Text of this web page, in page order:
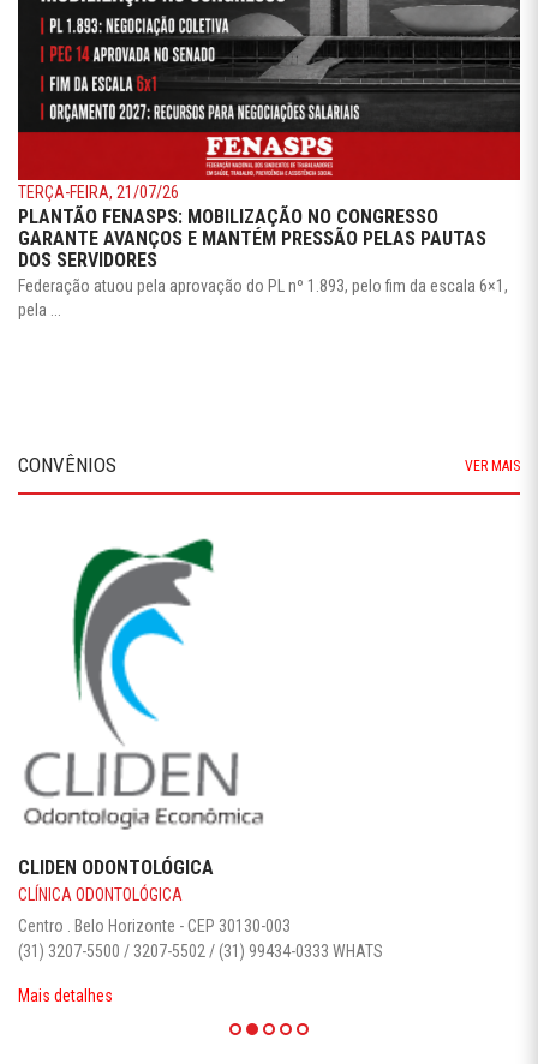
TERÇA-FEIRA, 21/07/26
PLANTÃO FENASPS: MOBILIZAÇÃO NO CONGRESSO
GARANTE AVANÇOS E MANTÉM PRESSÃO PELAS PAUTAS
DOS SERVIDORES
Federação atuou pela aprovação do PL nº 1.893, pelo fim da escala 6×1,
pela ...
CONVÊNIOS VER MAIS
CLIDEN ODONTOLÓGICA
CLÍNICA ODONTOLÓGICA
Centro . Belo Horizonte - CEP 30130-003‎
(31) 3207-5500 / 3207-5502 / (31) 99434-0333 WHATS
Mais detalhes